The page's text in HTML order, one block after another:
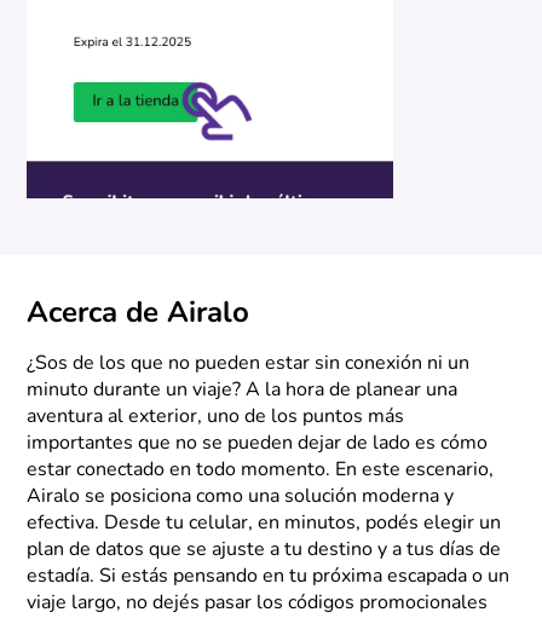
Acerca de Airalo
¿Sos de los que no pueden estar sin conexión ni un
minuto durante un viaje? A la hora de planear una
aventura al exterior, uno de los puntos más
importantes que no se pueden dejar de lado es cómo
estar conectado en todo momento. En este escenario,
Airalo se posiciona como una solución moderna y
efectiva. Desde tu celular, en minutos, podés elegir un
plan de datos que se ajuste a tu destino y a tus días de
estadía. Si estás pensando en tu próxima escapada o un
viaje largo, no dejés pasar los códigos promocionales